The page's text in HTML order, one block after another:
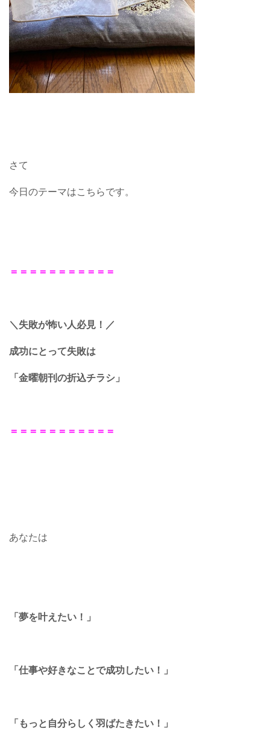
さて
今日のテーマはこちらです。
＝＝＝＝＝＝＝＝＝＝＝
＼失敗が怖い人必見！／
成功にとって失敗は
「金曜朝刊の折込チラシ」
＝＝＝＝＝＝＝＝＝＝＝
あなたは
「夢を叶えたい！」
「仕事や好きなことで成功したい！」
「もっと自分らしく羽ばたきたい！」